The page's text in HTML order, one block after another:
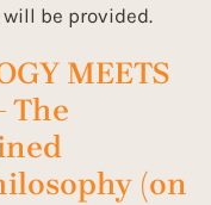
be provided.
MEETS
The
(on